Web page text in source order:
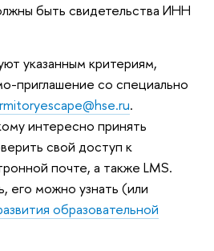
быть свидетельства ИНН
указанным критериям,
приглашение со специально
.
интересно принять
свой доступ к
почте, а также LMS.
его можно узнать (или
образовательной